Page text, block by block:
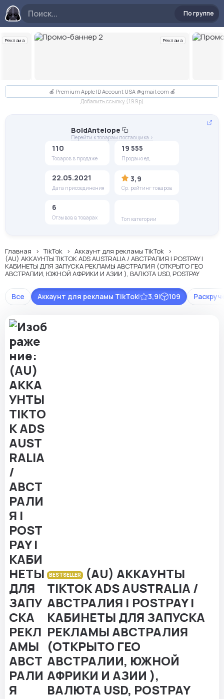
По группе
Реклама Реклама
Слайд 2 из 10
🍎 Premium Apple ID Account USA @gmail.com 🍎
Добавить ссылку (199p)
BoldAntelope
Перейти к товарам поставщика >
110
Товаров в продаже
19 555
Продано ед.
22.05.2021
Дата присоединения
3,9
Ср. рейтинг товаров
6
Отзывов в товарах Топ категории
Главная TikTok
Аккаунт для рекламы TikTok
(AU) АККАУНТЫ TIKTOK ADS AUSTRALIA / АВСТРАЛИЯ | POSTPAY |
КАБИНЕТЫ ДЛЯ ЗАПУСКА РЕКЛАМЫ АВСТРАЛИЯ (ОТКРЫТО ГЕО
АВСТРАЛИИ, ЮЖНОЙ АФРИКИ И АЗИИ ), ВАЛЮТА USD, POSTPAY
Все Аккаунт для рекламы TikTok| 3,9| 109
BESTSELLER
(AU) АККАУНТЫ
TIKTOK ADS AUSTRALIA /
АВСТРАЛИЯ | POSTPAY |
КАБИНЕТЫ ДЛЯ ЗАПУСКА
РЕКЛАМЫ АВСТРАЛИЯ
(ОТКРЫТО ГЕО
АВСТРАЛИИ, ЮЖНОЙ
АФРИКИ И АЗИИ ),
ВАЛЮТА USD, POSTPAY